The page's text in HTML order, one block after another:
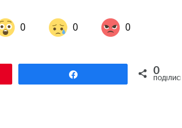
0 0 0
Share on Twitter 0
ПОДІЛИСЬ